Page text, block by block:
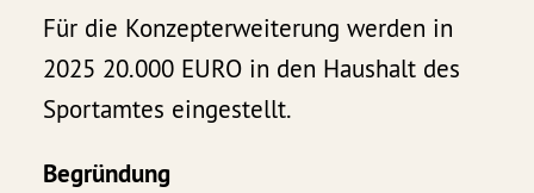
Für die Konzepterweiterung werden in
2025 20.000 EURO in den Haushalt des
Sportamtes eingestellt.
Begründung